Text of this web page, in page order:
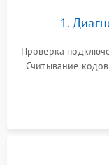
1.
Проверка
Считывание
выявления